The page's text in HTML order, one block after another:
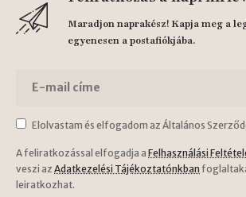
Maradjon naprakész! Kapja meg a
egyenesen a postafiókjába.
Elolvastam és elfogadom az Általános
A feliratkozással elfogadja a Felhasználási
veszi az Adatkezelési Tájékoztatónkban
leiratkozhat.